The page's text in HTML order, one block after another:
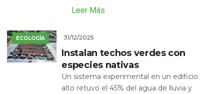
Leer Más
ECOLOGÍA 31/12/2025
Instalan techos verdes con
especies nativas
Un sistema experimental en un edificio
alto retuvo el 45% del agua de lluvia y